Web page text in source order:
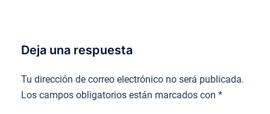
Deja una respuesta
Tu dirección de correo electrónico no será publicada.
Los campos obligatorios están marcados con *